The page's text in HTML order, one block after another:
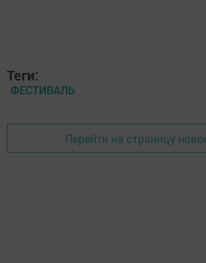
Теги:
ФЕСТИВАЛЬ
Перейти на страницу